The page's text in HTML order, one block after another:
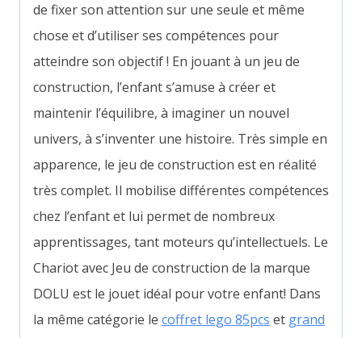
de fixer son attention sur une seule et même
chose et d’utiliser ses compétences pour
atteindre son objectif ! En jouant à un jeu de
construction, l’enfant s’amuse à créer et
maintenir l’équilibre, à imaginer un nouvel
univers, à s’inventer une histoire. Très simple en
apparence, le jeu de construction est en réalité
très complet. Il mobilise différentes compétences
chez l’enfant et lui permet de nombreux
apprentissages, tant moteurs qu’intellectuels. Le
Chariot avec Jeu de construction de la marque
DOLU est le jouet idéal pour votre enfant! Dans
la même catégorie le coffret lego 85pcs et grand